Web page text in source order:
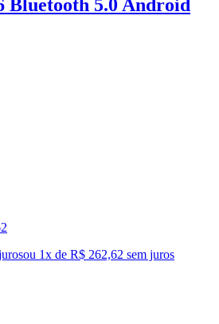
5.0 Android
ou 1x de R$ 262,62 sem juros